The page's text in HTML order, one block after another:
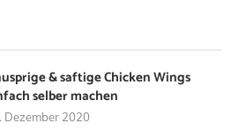
& saftige Chicken Wings
selber machen
Dezember 2020